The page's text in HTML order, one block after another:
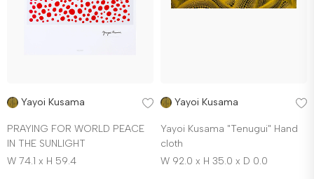
Yayoi Kusama
PRAYING FOR WORLD PEACE
IN THE SUNLIGHT
W 74.1 x H 59.4
Yayoi Kusama
Yayoi Kusama "Tenugui" Hand
cloth
W 92.0 x H 35.0 x D 0.0